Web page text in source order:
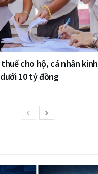
cho hộ, cá nhân
10 tỷ đồng